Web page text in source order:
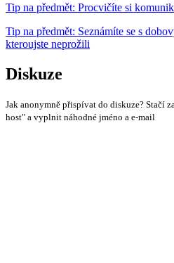
Tip na předmět: Procvičíte si
Tip na předmět: Seznámíte se s
kteroujste neprožili
Diskuze
Jak anonymně přispívat do diskuze? Stačí
host" a vyplnit náhodné jméno a e-mail